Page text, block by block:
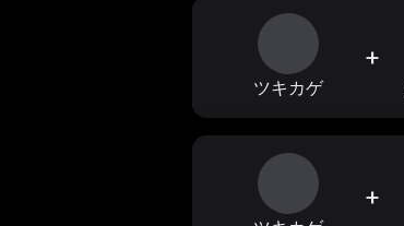
ツキカゲ
+
+